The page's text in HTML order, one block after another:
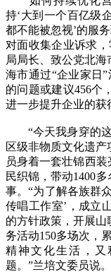
持‘大到一个百亿级
都不能被忽视’的服
对面收集企业诉求
局局长、致公党北
海市通过“企业家日
的问题或建议456个
进一步提升企业的获
“今天我身穿的这
区级非物质文化遗
员身着一套壮锦西
民织锦，带动1400
事。“为了解各族群
传唱工作室’，成立
的方针政策，开展山
务活动150多场次，
精神文化生活，又
题。”兰培文委员说。